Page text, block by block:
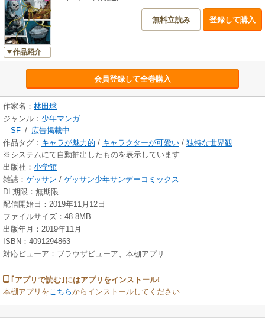
作品紹介
無料立読み 登録して購入
会員登録して全巻購入
作家名： 林田球
ジャンル： 少年マンガ
SF / 広告掲載中
作品タグ： キャラが魅力的 / キャラクターが可愛い / 独特な世界観
※システムにて自動抽出したものを表示しています
出版社： 小学館
雑誌： ゲッサン / ゲッサン少年サンデーコミックス
DL期限：無期限
配信開始日：2019年11月12日
ファイルサイズ：48.8MB
出版年月：2019年11月
ISBN：4091294863
対応ビューア：ブラウザビューア、本棚アプリ
｢アプリで読む｣にはアプリをインストール!
本棚アプリを こちらからインストールしてください